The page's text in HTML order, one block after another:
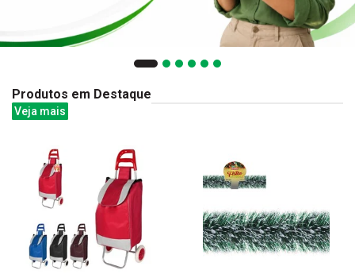
Produtos em Destaque
Veja mais